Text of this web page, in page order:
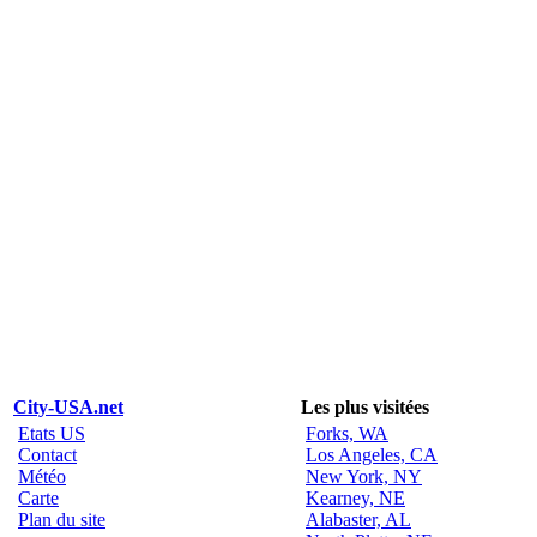
City-USA.net
Les plus visitées
Etats US
Contact
Météo
Carte
Plan du site
Forks, WA
Los Angeles, CA
New York, NY
Kearney, NE
Alabaster, AL